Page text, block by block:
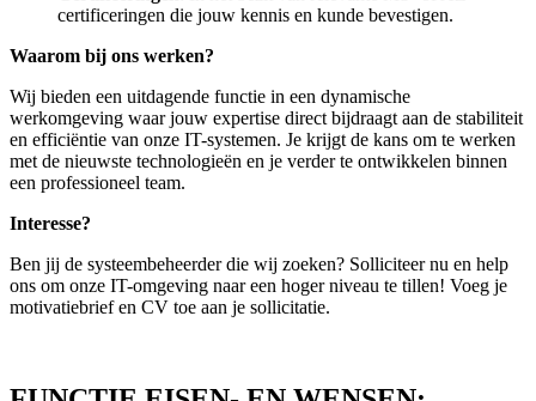
certificeringen die jouw kennis en kunde bevestigen.
Waarom bij ons werken?
Wij bieden een uitdagende functie in een dynamische
werkomgeving waar jouw expertise direct bijdraagt aan de stabiliteit
en efficiëntie van onze IT-systemen. Je krijgt de kans om te werken
met de nieuwste technologieën en je verder te ontwikkelen binnen
een professioneel team.
Interesse?
Ben jij de systeembeheerder die wij zoeken? Solliciteer nu en help
ons om onze IT-omgeving naar een hoger niveau te tillen! Voeg je
motivatiebrief en CV toe aan je sollicitatie.